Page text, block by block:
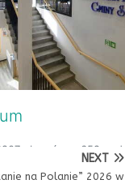
NEXT
na Polanie” 2026 w